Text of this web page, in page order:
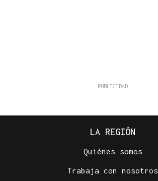
LA REGIÓN
Quiénes somos
Trabaja con nosotros